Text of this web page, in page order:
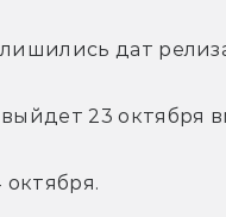
дат
23 октября